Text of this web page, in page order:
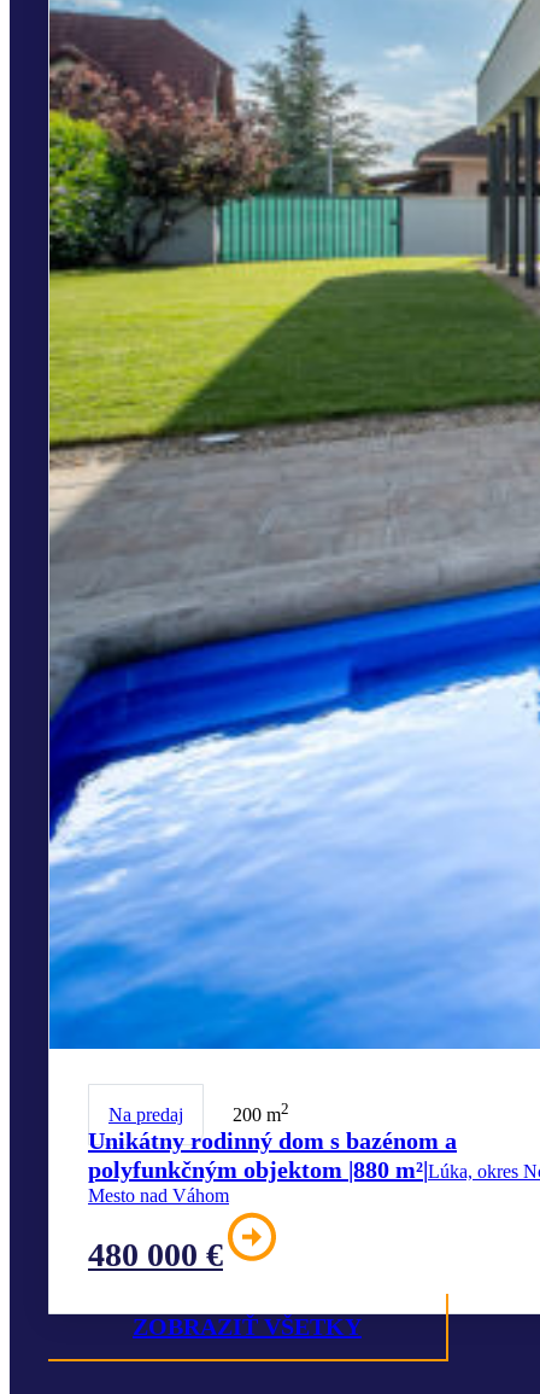
Na predaj 200 m2
Unikátny rodinný dom s bazénom a
polyfunkčným objektom |880 m²|Lúka, okres
Mesto nad Váhom
480 000 €
ZOBRAZIŤ VŠETKY